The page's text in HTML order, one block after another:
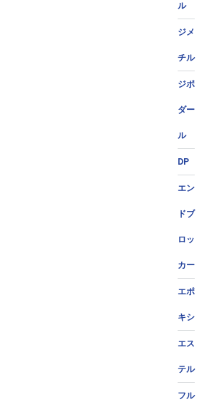
ル
ジメ
チル
ジポ
ダー
ル
DP
エン
ドブ
ロッ
カー
エポ
キシ
エス
テル
フル